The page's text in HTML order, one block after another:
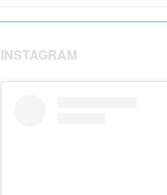
INSTAGRAM